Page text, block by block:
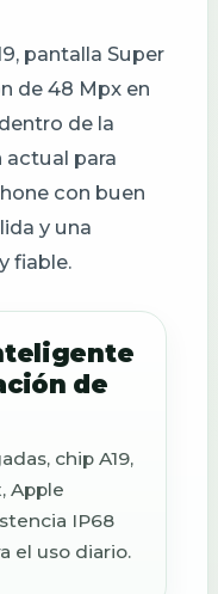
pantalla Super
de 48 Mpx en
de la
actual para
con buen
y una
fiable.
de
chip A19,
Apple
IP68
el uso diario.